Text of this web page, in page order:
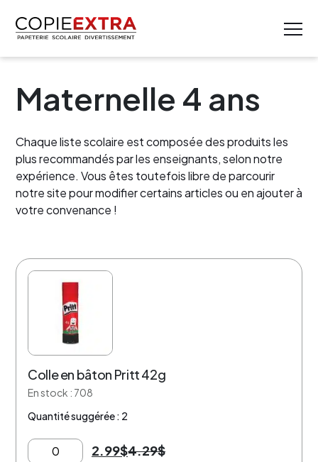
Maternelle 4 ans
Chaque liste scolaire est composée des produits les
plus recommandés par les enseignants, selon notre
expérience. Vous êtes toutefois libre de parcourir
notre site pour modifier certains articles ou en ajouter à
votre convenance !
30% de rabais
Colle en bâton Pritt 42g
En stock : 708
Quantité suggérée : 2
2.99$4.29$